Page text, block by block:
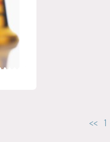
<< 1